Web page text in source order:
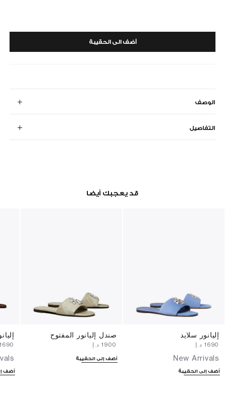
أضف الى الحقيبة
الوصف
التفاصيل
قد يعجبك أيضا
إليانور سلايد
New Arrivals
أضف إلى الحقيبة
صندل إليانور المفتوح
أضف إلى الحقيبة
أضف